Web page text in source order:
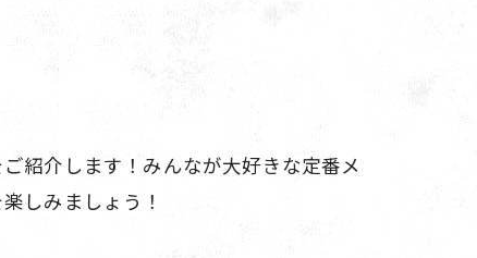
紹介します！みんなが大好きな定番メ
しみましょう！